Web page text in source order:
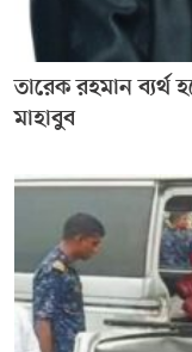
তারেক রহমান ব্যর্থ
মাহাবুব